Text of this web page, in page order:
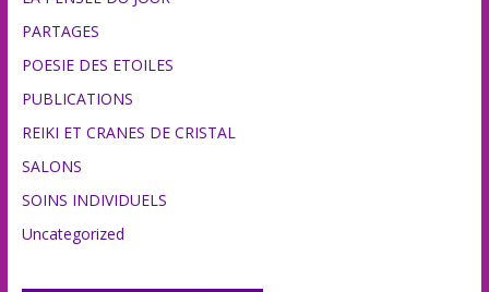
PARTAGES
POESIE DES ETOILES
PUBLICATIONS
REIKI ET CRANES DE CRISTAL
SALONS
SOINS INDIVIDUELS
Uncategorized